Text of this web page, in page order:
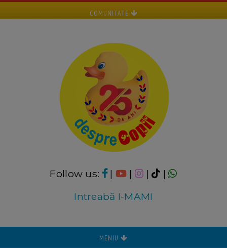
COMUNITATE
Follow us: | | |
|
Intreabă I-MAMI
MENIU